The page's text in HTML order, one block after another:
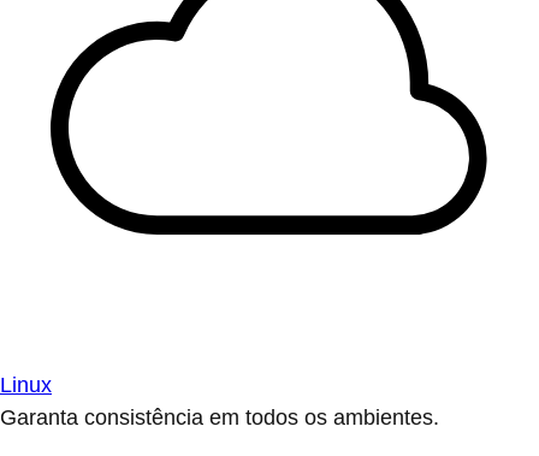
Linux
Garanta consistência em todos os ambientes.